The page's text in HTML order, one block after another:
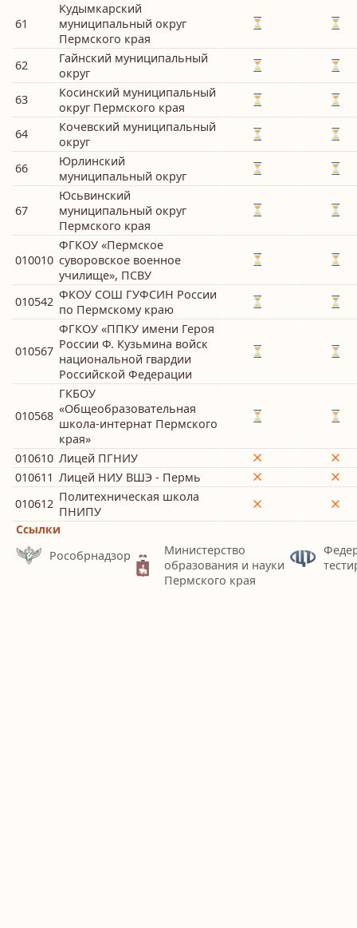
61
Кудымкарский
муниципальный округ
Пермского края
62
Гайнский муниципальный
округ
63
Косинский муниципальный
округ Пермского края
64
Кочевский муниципальный
округ
66
Юрлинский
муниципальный округ
67
Юсьвинский
муниципальный округ
Пермского края
010010
ФГКОУ «Пермское
суворовское военное
училище», ПСВУ
010542 ФКОУ СОШ ГУФСИН России
по Пермскому краю
010567
ФГКОУ «ППКУ имени Героя
России Ф. Кузьмина войск
национальной гвардии
Российской Федерации
010568
ГКБОУ
«Общеобразовательная
школа-интернат Пермского
края»
010610 Лицей ПГНИУ
010611 Лицей НИУ ВШЭ - Пермь
010612 Политехническая школа
ПНИПУ
Ссылки
Рособрнадзор
Министерство
образования и науки
Пермского края